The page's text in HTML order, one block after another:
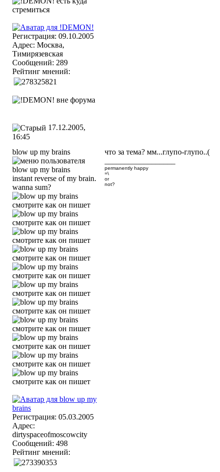
Регистрация: 09.10.2005
Адрес: Москва,
Тимирязевская
Сообщений: 289
Рейтинг мнений:
17.12.2005,
16:45
blow up my brains
instant reverse of my brain.
wanna sum?
Регистрация: 05.03.2005
Адрес:
dirtyspaceofmoscowcity
Сообщений: 498
Рейтинг мнений:
что за тема? мм...глупо-глупо..(
permanently happy
=\
or
not?